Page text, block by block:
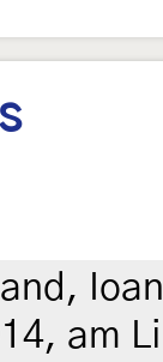
am